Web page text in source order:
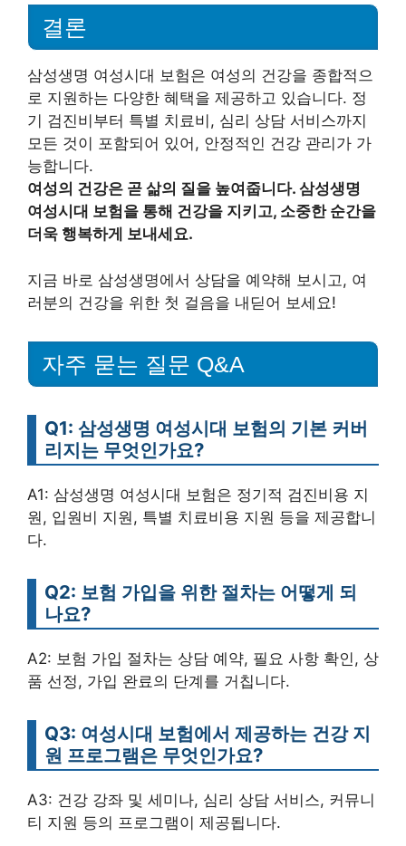
결론
삼성생명 여성시대 보험은 여성의 건강을 종합적으
로 지원하는 다양한 혜택을 제공하고 있습니다. 정
기 검진비부터 특별 치료비, 심리 상담 서비스까지
모든 것이 포함되어 있어, 안정적인 건강 관리가 가
능합니다.
여성의 건강은 곧 삶의 질을 높여줍니다. 삼성생명
여성시대 보험을 통해 건강을 지키고, 소중한 순간을
더욱 행복하게 보내세요.
지금 바로 삼성생명에서 상담을 예약해 보시고, 여
러분의 건강을 위한 첫 걸음을 내딛어 보세요!
자주 묻는 질문 Q&A
Q1: 삼성생명 여성시대 보험의 기본 커버
리지는 무엇인가요?
A1: 삼성생명 여성시대 보험은 정기적 검진비용 지
원, 입원비 지원, 특별 치료비용 지원 등을 제공합니
다.
Q2: 보험 가입을 위한 절차는 어떻게 되
나요?
A2: 보험 가입 절차는 상담 예약, 필요 사항 확인, 상
품 선정, 가입 완료의 단계를 거칩니다.
Q3: 여성시대 보험에서 제공하는 건강 지
원 프로그램은 무엇인가요?
A3: 건강 강좌 및 세미나, 심리 상담 서비스, 커뮤니
티 지원 등의 프로그램이 제공됩니다.